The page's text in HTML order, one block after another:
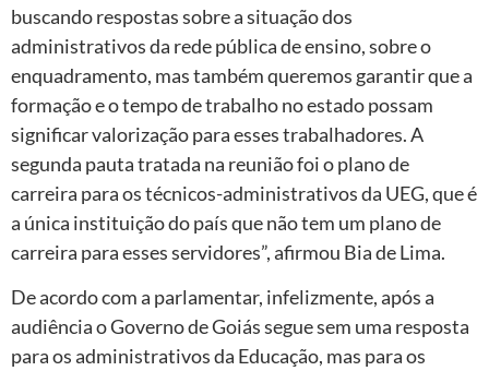
buscando respostas sobre a situação dos
administrativos da rede pública de ensino, sobre o
enquadramento, mas também queremos garantir que a
formação e o tempo de trabalho no estado possam
significar valorização para esses trabalhadores. A
segunda pauta tratada na reunião foi o plano de
carreira para os técnicos-administrativos da UEG, que é
a única instituição do país que não tem um plano de
carreira para esses servidores”, afirmou Bia de Lima.
De acordo com a parlamentar, infelizmente, após a
audiência o Governo de Goiás segue sem uma resposta
para os administrativos da Educação, mas para os